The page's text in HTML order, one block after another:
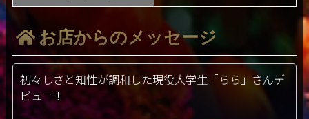
お店からのメッセージ
初々しさと知性が調和した現役大学生「らら」さんデ
ビュー！